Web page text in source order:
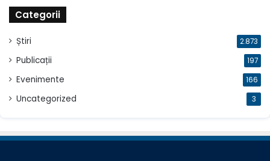
Categorii
Știri 2.873
Publicații 197
Evenimente 166
Uncategorized 3